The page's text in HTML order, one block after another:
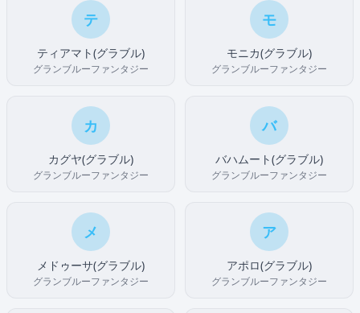
テ
ティアマト(グラブル)
グランブルーファンタジー
モ
モニカ(グラブル)
グランブルーファンタジー
カ
カグヤ(グラブル)
グランブルーファンタジー
バ
バハムート(グラブル)
グランブルーファンタジー
メ
メドゥーサ(グラブル)
グランブルーファンタジー
ア
アポロ(グラブル)
グランブルーファンタジー